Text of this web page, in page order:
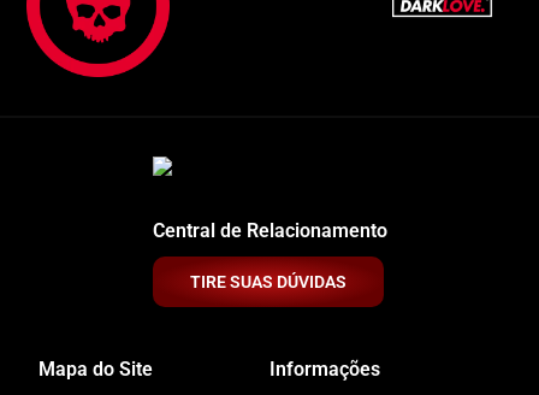
Central de Relacionamento
TIRE SUAS DÚVIDAS
Mapa do Site Informações